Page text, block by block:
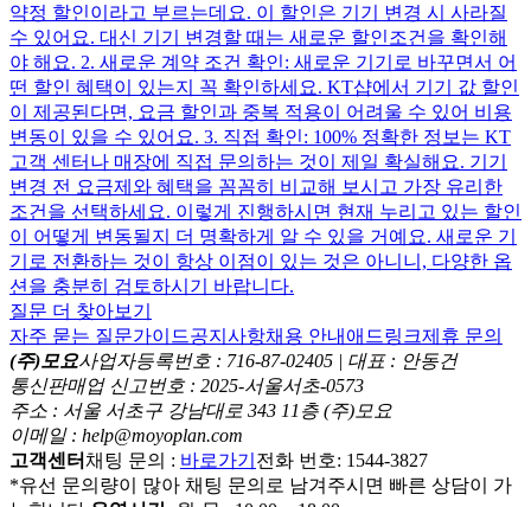
약정 할인이라고 부르는데요. 이 할인은 기기 변경 시 사라질
수 있어요. 대신 기기 변경할 때는 새로운 할인조건을 확인해
야 해요. 2. 새로운 계약 조건 확인: 새로운 기기로 바꾸면서 어
떤 할인 혜택이 있는지 꼭 확인하세요. KT샵에서 기기 값 할인
이 제공된다면, 요금 할인과 중복 적용이 어려울 수 있어 비용
변동이 있을 수 있어요. 3. 직접 확인: 100% 정확한 정보는 KT
고객 센터나 매장에 직접 문의하는 것이 제일 확실해요. 기기
변경 전 요금제와 혜택을 꼼꼼히 비교해 보시고 가장 유리한
조건을 선택하세요. 이렇게 진행하시면 현재 누리고 있는 할인
이 어떻게 변동될지 더 명확하게 알 수 있을 거예요. 새로운 기
기로 전환하는 것이 항상 이점이 있는 것은 아니니, 다양한 옵
션을 충분히 검토하시기 바랍니다.
질문 더 찾아보기
자주 묻는 질문가이드공지사항채용 안내 애드링크제휴 문의
(주)모요사업자등록번호 : 716-87-02405 | 대표 : 안동건
통신판매업 신고번호 : 2025-서울서초-0573
주소 : 서울 서초구 강남대로 343 11층 (주)모요
이메일 : help@moyoplan.com
고객센터 채팅 문의 : 바로가기 전화 번호: 1544-3827
*유선 문의량이 많아 채팅 문의로 남겨주시면 빠른 상담이 가